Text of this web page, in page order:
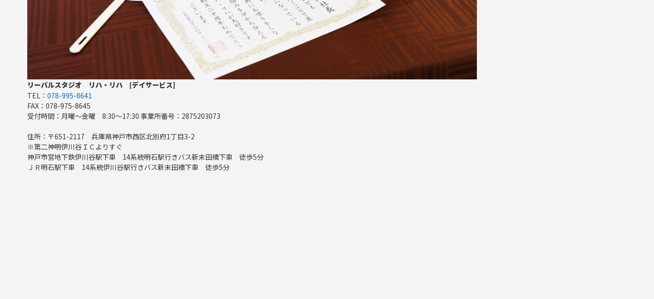
リーバルスタジオ リハ・リハ [デイサービス]
TEL： 078-995-8641
FAX：078-975-8645
受付時間：月曜～金曜 8:30～17:30 事業所番号：2875203073
住所：〒651-2117 兵庫県神戸市西区北別府1丁目3-2
※第二神明伊川谷ＩＣよりすぐ
神戸市営地下鉄伊川谷駅下車 14系統明石駅行きバス新末田橋下車 徒歩5分
ＪＲ明石駅下車 14系統伊川谷駅行きバス新末田橋下車 徒歩5分